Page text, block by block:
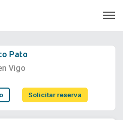
Pato
Vigo
Solicitar reserva